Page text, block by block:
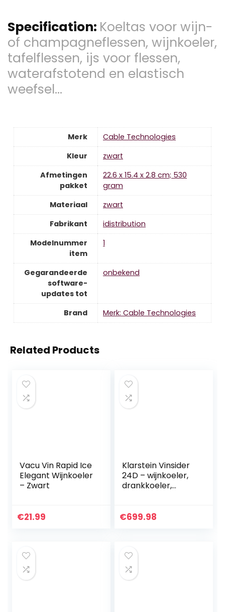
Specification: Koeltas voor wijn-
of champagneflessen, wijnkoeler,
tafelflessen, ijs voor flessen,
waterafstotend en elastisch
weefsel…
Merk
‎Cable Technologies
Kleur
‎zwart
Afmetingen
pakket
‎22.6 x 15.4 x 2.8 cm; 530
gram
Materiaal
‎zwart
Fabrikant
‎idistribution
Modelnummer
item
‎1
Gegarandeerde
software-
updates tot
‎onbekend
Brand Merk: Cable Technologies
Related Products
Vacu Vin Rapid Ice
Elegant Wijnkoeler
– Zwart
€21.99
Klarstein Vinsider
24D – wijnkoeler,
drankkoeler,
inzetstukken,
€699.98